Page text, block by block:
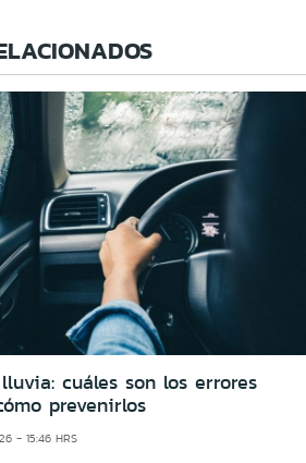
cuáles son los errores
prevenirlos
- 15:46 HRS